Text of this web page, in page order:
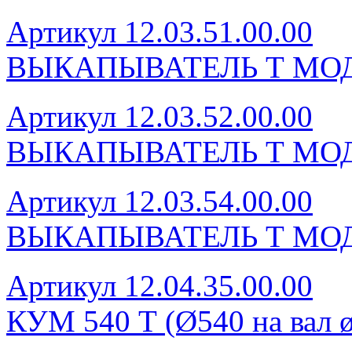
Артикул 12.03.51.00.00
ВЫКАПЫВАТЕЛЬ Т
Артикул 12.03.52.00.00
ВЫКАПЫВАТЕЛЬ Т
Артикул 12.03.54.00.00
ВЫКАПЫВАТЕЛЬ Т
Артикул 12.04.35.00.00
КУМ 540 Т (Ø540 на вал